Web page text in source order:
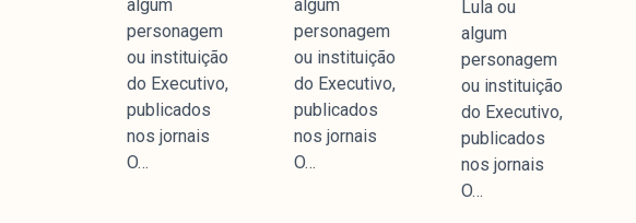
algum
personagem
ou instituição
do Executivo,
publicados
nos jornais
O…
algum
personagem
ou instituição
do Executivo,
publicados
nos jornais
O…
Lula ou
algum
personagem
ou instituição
do Executivo,
publicados
nos jornais
O…